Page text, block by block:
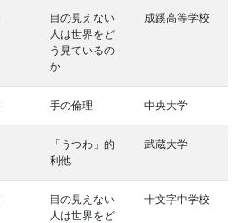
目の見えない
人は世界をど
う見ているの
か
成蹊高等学校
手の倫理 中央大学
「うつわ」的
利他
武蔵大学
目の見えない
人は世界をど
十文字中学校